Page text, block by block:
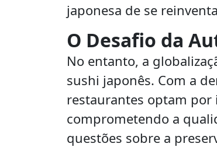
japonesa de se
O Desafio da
No entanto, a
sushi japonês. Com a
restaurantes optam por
comprometendo a
questões sobre a